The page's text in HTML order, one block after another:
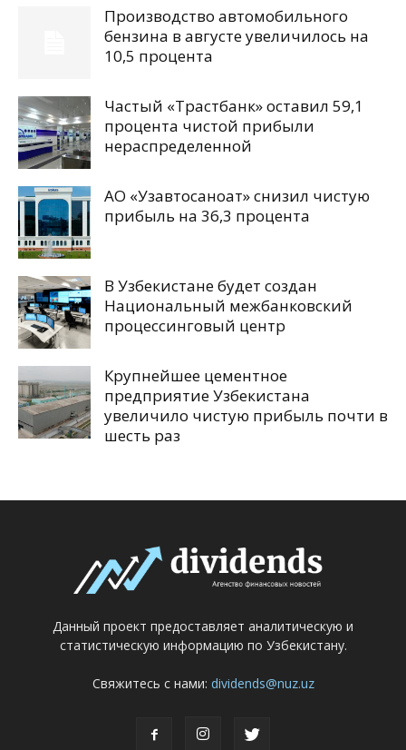
Производство автомобильного
бензина в августе увеличилось на
10,5 процента
Частый «Трастбанк» оставил 59,1
процента чистой прибыли
нераспределенной
АО «Узавтосаноат» снизил чистую
прибыль на 36,3 процента
В Узбекистане будет создан
Национальный межбанковский
процессинговый центр
Крупнейшее цементное
предприятие Узбекистана
увеличило чистую прибыль почти в
шесть раз
Данный проект предоставляет аналитическую и
статистическую информацию по Узбекистану.
Свяжитесь с нами: dividends@nuz.uz